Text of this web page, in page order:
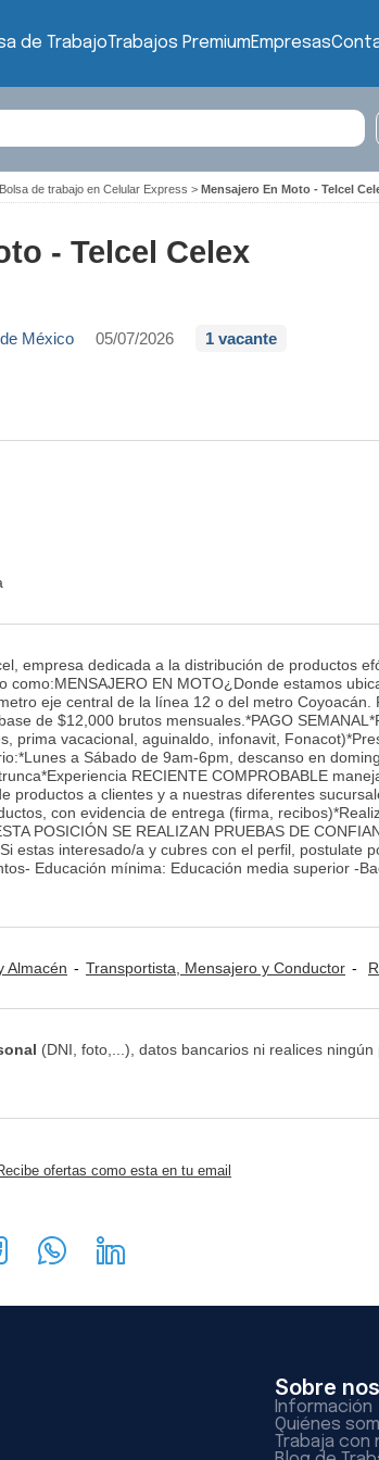
de TrabajoTrabajos PremiumEmpresas
Bolsa de trabajo en Celular Express > Mensajero En Moto - Telcel
- Telcel Celex
México 05/07/2026 1 vacante
empresa dedicada a la distribución de productos
como:MENSAJERO EN MOTO¿Donde estamos
eje central de la línea 12 o del metro Coyoacán.
de $12,000 brutos mensuales.*PAGO
prima vacacional, aguinaldo, infonavit,
a Sábado de 9am-6pm, descanso en
RECIENTE COMPROBABLE
productos a clientes y a nuestras diferentes
con evidencia de entrega (firma,
POSICIÓN SE REALIZAN PRUEBAS DE
estas interesado/a y cubres con el perfil, postulate
Educación mínima: Educación media superior -
Almacén Transportista, Mensajero y Conductor
(DNI, foto,...), datos bancarios ni realices ningún
ofertas como esta en tu email
Sobre
Información
Quiénes
Trabaja con